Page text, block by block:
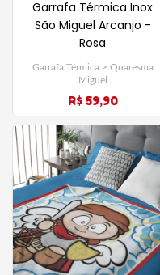
Garrafa Térmica Inox
São Miguel Arcanjo -
Rosa
Garrafa Térmica > Quaresma
Miguel
R$ 59,90